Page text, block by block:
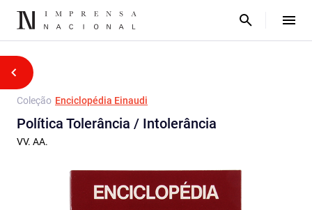
Coleção Enciclopédia Einaudi
Política Tolerância / Intolerância
VV. AA.